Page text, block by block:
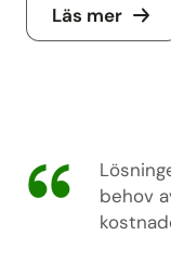
Läs mer
behov